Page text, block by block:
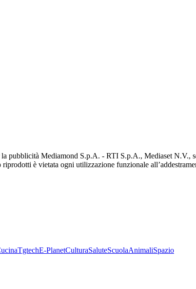
Mediamond S.p.A. - RTI S.p.A., Mediaset N.V.,
è vietata ogni utilizzazione funzionale
TgtechE-PlanetCulturaSaluteScuolaAnimaliSpazio